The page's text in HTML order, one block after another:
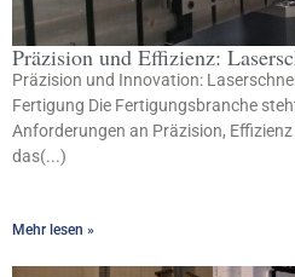
Präzision und Effizienz:
Präzision und Innovation:
Fertigung Die Fertigungsbranche
Anforderungen an Präzision,
das(...)
Mehr lesen »